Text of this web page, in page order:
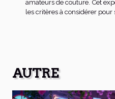
amateurs de couture. Cet
les critères à considérer pour
AUTRE